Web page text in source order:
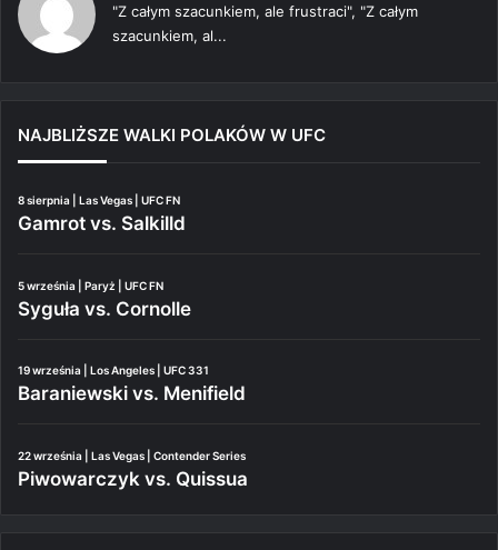
"Z całym szacunkiem, ale frustraci", "Z całym
szacunkiem, al...
NAJBLIŻSZE WALKI POLAKÓW W UFC
8 sierpnia | Las Vegas | UFC FN
Gamrot vs. Salkilld
5 września | Paryż | UFC FN
Syguła vs. Cornolle
19 września | Los Angeles | UFC 331
Baraniewski vs. Menifield
22 września | Las Vegas | Contender Series
Piwowarczyk vs. Quissua